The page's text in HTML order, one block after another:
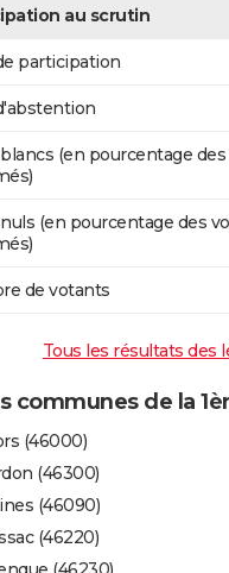
au scrutin
participation
(en pourcentage
(en pourcentage des
de votants
Tous les résultats des
communes de la
(46000)
(46300)
(46090)
(46220)